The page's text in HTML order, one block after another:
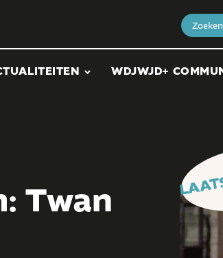
Zoeken
naar:
WDJWJD+
Twan